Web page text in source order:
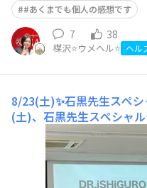
#あくまでも個人の感想です
7 38
楳沢⭐️ウメヘル⭐️ ヘル
8/23(土)✨石黒先生スペ
(土)、石黒先生スペシャ
✨先生の入場から、大盛
の地形と、細胞が同じ形
って、四毒の話☠️ 私たち
黒先生がわかりやすくお